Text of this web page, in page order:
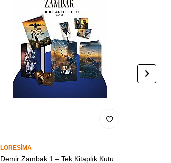
LORESİMA
Demir Zambak 1 – Tek Kitaplık Kutu